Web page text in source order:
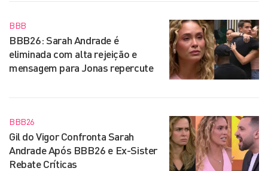
BBB
BBB26: Sarah Andrade é
eliminada com alta rejeição e
mensagem para Jonas repercute
BBB26
Gil do Vigor Confronta Sarah
Andrade Após BBB26 e Ex-Sister
Rebate Críticas